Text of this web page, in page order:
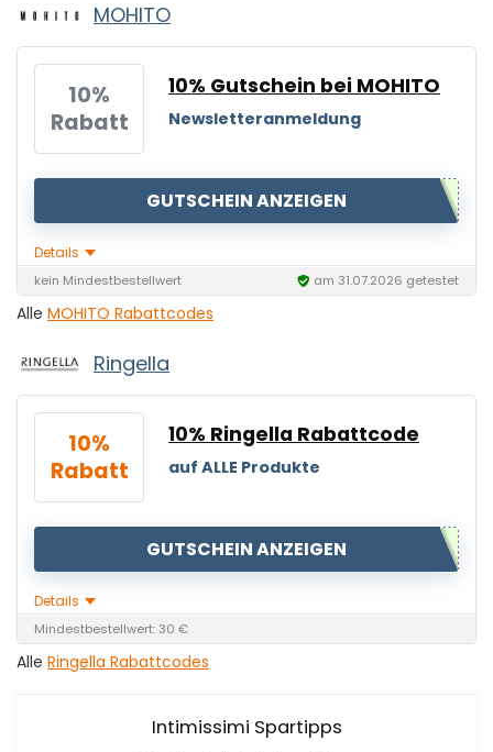
MOHITO
10%
Rabatt
10% Gutschein bei MOHITO
Newsletteranmeldung
GUTSCHEIN ANZEIGEN
Details
kein Mindestbestellwert am 31.07.2026 getestet
Alle MOHITO Rabattcodes
Ringella
10%
Rabatt
10% Ringella Rabattcode
auf ALLE Produkte
GUTSCHEIN ANZEIGEN
Details
Mindestbestellwert: 30 €
Alle Ringella Rabattcodes
Intimissimi Spartipps